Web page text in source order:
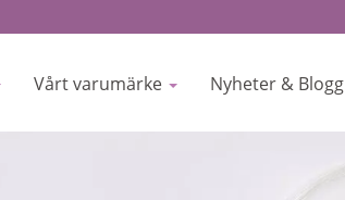
Vårt varumärke Nyheter & Blogg